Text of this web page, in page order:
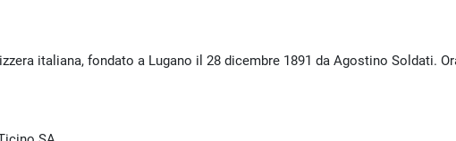
italiana, fondato a Lugano il 28 dicembre 1891 da Agostino Soldati.